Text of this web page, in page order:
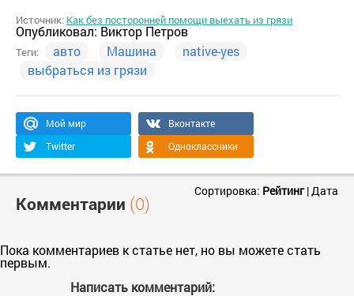
Источник: Как без посторонней помощи выехать из грязи
Опубликовал:Виктор Петров
Теги: авто Машина
native-yes
выбраться из грязи
Мой мир
Вконтакте
Twitter
Одноклассники
Комментарии (0)
Сортировка: Рейтинг|Дата
Пока комментариев к статье нет, но вы можете стать
первым.
Написать комментарий: